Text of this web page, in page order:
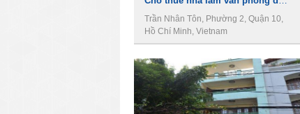
Trần Nhân Tôn, Phường 2, Quận 10,
Hồ Chí Minh, Vietnam